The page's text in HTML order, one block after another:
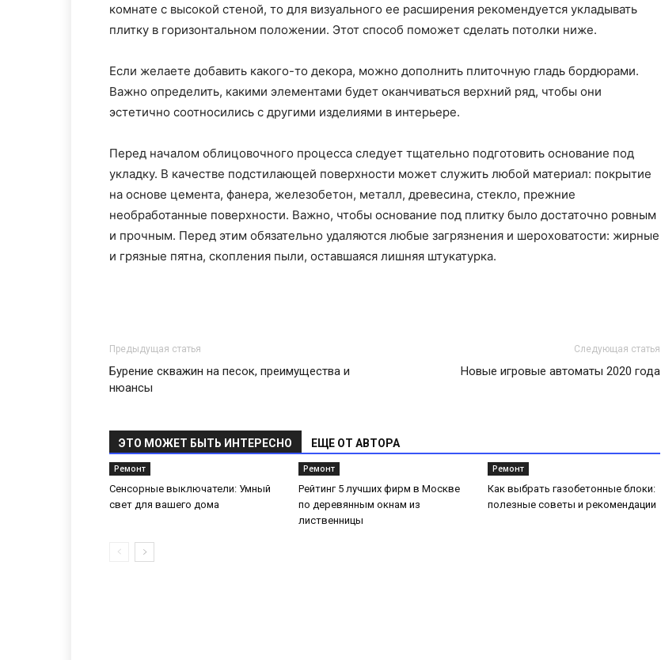
комнате с высокой стеной, то для визуального ее расширения рекомендуется укладывать
плитку в горизонтальном положении. Этот способ поможет сделать потолки ниже.
Если желаете добавить какого-то декора, можно дополнить плиточную гладь бордюрами.
Важно определить, какими элементами будет оканчиваться верхний ряд, чтобы они
эстетично соотносились с другими изделиями в интерьере.
Перед началом облицовочного процесса следует тщательно подготовить основание под
укладку. В качестве подстилающей поверхности может служить любой материал: покрытие
на основе цемента, фанера, железобетон, металл, древесина, стекло, прежние
необработанные поверхности. Важно, чтобы основание под плитку было достаточно ровным
и прочным. Перед этим обязательно удаляются любые загрязнения и шероховатости: жирные
и грязные пятна, скопления пыли, оставшаяся лишняя штукатурка.
Предыдущая статья
Бурение скважин на песок, преимущества и
нюансы
Следующая статья
Новые игровые автоматы 2020 года
ЭТО МОЖЕТ БЫТЬ ИНТЕРЕСНО ЕЩЕ ОТ АВТОРА
Ремонт
Сенсорные выключатели: Умный
свет для вашего дома
Ремонт
Рейтинг 5 лучших фирм в Москве
по деревянным окнам из
лиственницы
Ремонт
Как выбрать газобетонные блоки:
полезные советы и рекомендации